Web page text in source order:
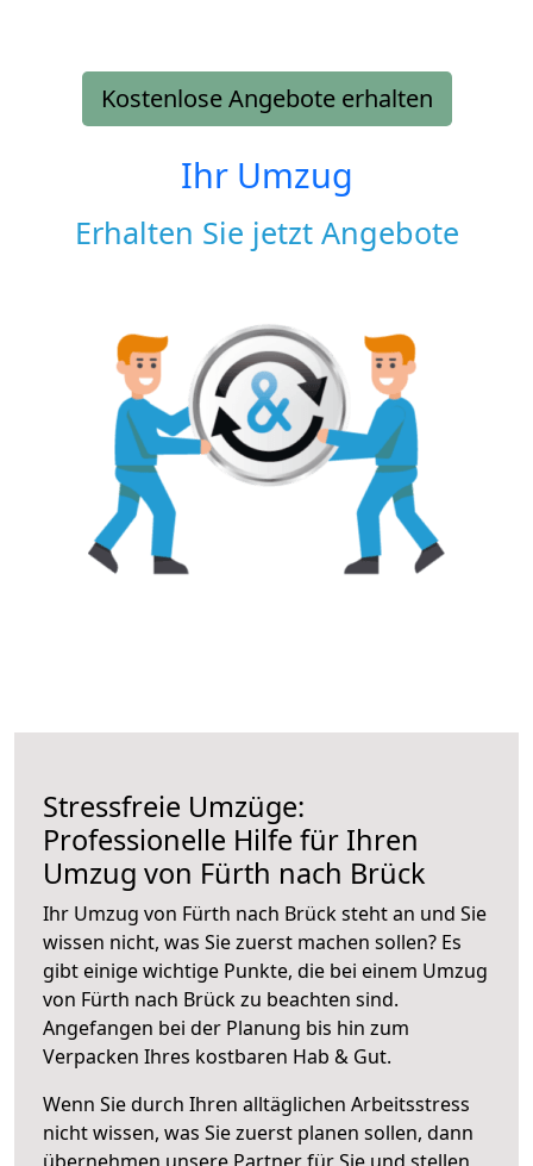
Kostenlose Angebote erhalten
Ihr Umzug
Erhalten Sie jetzt Angebote
Stressfreie Umzüge:
Professionelle Hilfe für Ihren
Umzug von Fürth nach Brück
Ihr Umzug von Fürth nach Brück steht an und Sie
wissen nicht, was Sie zuerst machen sollen? Es
gibt einige wichtige Punkte, die bei einem Umzug
von Fürth nach Brück zu beachten sind.
Angefangen bei der Planung bis hin zum
Verpacken Ihres kostbaren Hab & Gut.
Wenn Sie durch Ihren alltäglichen Arbeitsstress
nicht wissen, was Sie zuerst planen sollen, dann